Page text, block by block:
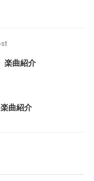
楽曲紹介
曲紹介